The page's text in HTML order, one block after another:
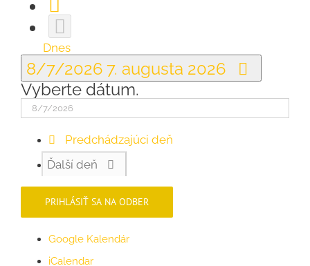
Dnes
8/7/2026 7. augusta 2026
Vyberte dátum.
Predchádzajúci deň
Ďalší deň
PRIHLÁSIŤ SA NA ODBER
Google Kalendár
iCalendar